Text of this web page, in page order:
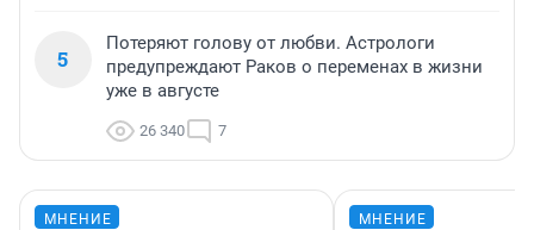
5
Потеряют голову от любви. Астрологи
предупреждают Раков о переменах в жизни
уже в августе
26 340 7
МНЕНИЕ МНЕНИЕ